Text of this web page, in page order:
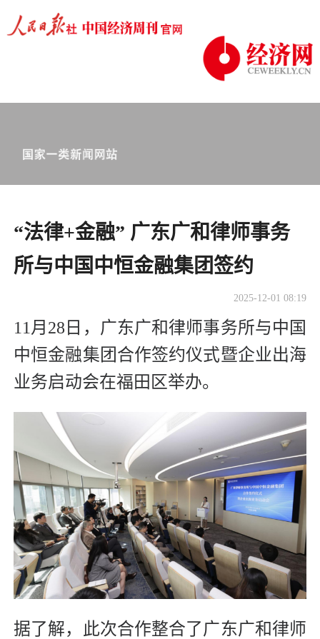
“法律+金融” 广东广和律师事务
所与中国中恒金融集团签约
2025-12-01 08:19
11月28日，广东广和律师事务所与中国
中恒金融集团合作签约仪式暨企业出海
业务启动会在福田区举办。
据了解，此次合作整合了广东广和律师